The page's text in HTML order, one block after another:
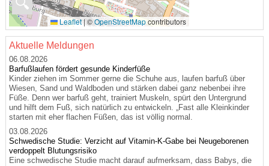
🔍
Leaflet|©OpenStreetMapcontributors
Aktuelle Meldungen
06.08.2026
Barfußlaufen fördert gesunde Kinderfüße
Kinder ziehen im Sommer gerne die Schuhe aus, laufen barfuß über
Wiesen, Sand und Waldboden und stärken dabei ganz nebenbei ihre
Füße. Denn wer barfuß geht, trainiert Muskeln, spürt den Untergrund
und hilft dem Fuß, sich natürlich zu entwickeln. „Fast alle Kleinkinder
starten mit eher flachen Füßen, das ist völlig normal.
03.08.2026
Schwedische Studie: Verzicht auf Vitamin-K-Gabe bei Neugeborenen
verdoppelt Blutungsrisiko
Eine schwedische Studie macht darauf aufmerksam, dass Babys, die